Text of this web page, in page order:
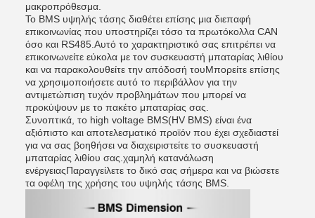
μακροπρόθεσμα.
Το BMS υψηλής τάσης διαθέτει επίσης μια διεπαφή
επικοινωνίας που υποστηρίζει τόσο τα πρωτόκολλα CAN
όσο και RS485.Αυτό το χαρακτηριστικό σας επιτρέπει να
επικοινωνείτε εύκολα με τον συσκευαστή μπαταρίας λιθίου
και να παρακολουθείτε την απόδοσή τουΜπορείτε επίσης
να χρησιμοποιήσετε αυτό το περιβάλλον για την
αντιμετώπιση τυχόν προβλημάτων που μπορεί να
προκύψουν με το πακέτο μπαταρίας σας.
Συνοπτικά, το high voltage BMS(HV BMS) είναι ένα
αξιόπιστο και αποτελεσματικό προϊόν που έχει σχεδιαστεί
για να σας βοηθήσει να διαχειριστείτε το συσκευαστή
μπαταρίας λιθίου σας.χαμηλή κατανάλωση
ενέργειαςΠαραγγείλετε το δικό σας σήμερα και να βιώσετε
τα οφέλη της χρήσης του υψηλής τάσης BMS.